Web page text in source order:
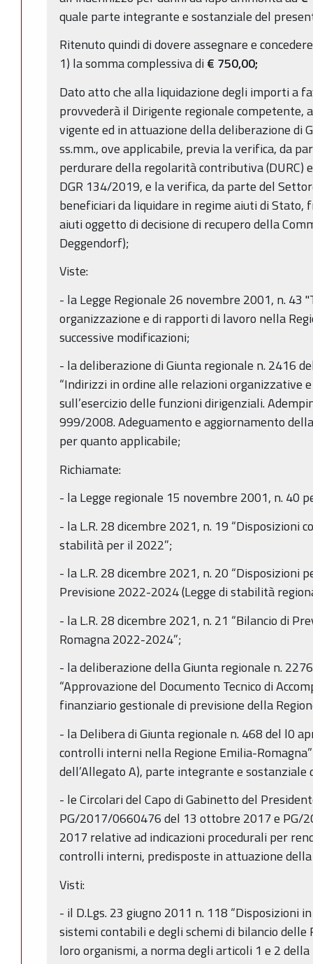
quale parte integrante e sostanziale del
Ritenuto quindi di dovere assegnare e
1) la somma complessiva di€ 750,00;
Dato atto che alla liquidazione degli importi a
provvederà il Dirigente regionale competente,
vigente ed in attuazione della deliberazione di
ss.mm., ove applicabile, previa la verifica, da
perdurare della regolarità contributiva (DURC)
DGR 134/2019, e la verifica, da parte del
beneficiari da liquidare in regime aiuti di
aiuti oggetto di decisione di recupero della
Deggendorf);
Viste:
- la Legge Regionale 26 novembre 2001, n. 43
organizzazione e di rapporti di lavoro nella
successive modificazioni;
- la deliberazione di Giunta regionale n. 2416
“Indirizzi in ordine alle relazioni organizzative
sull’esercizio delle funzioni dirigenziali.
999/2008. Adeguamento e aggiornamento
per quanto applicabile;
Richiamate:
- la Legge regionale 15 novembre 2001, n. 40
- la L.R. 28 dicembre 2021, n. 19 “Disposizioni
stabilità per il 2022”;
- la L.R. 28 dicembre 2021, n. 20 “Disposizioni
Previsione 2022-2024 (Legge di stabilità
- la L.R. 28 dicembre 2021, n. 21 “Bilancio di
Romagna 2022-2024”;
- la deliberazione della Giunta regionale n.
“Approvazione del Documento Tecnico di
finanziario gestionale di previsione della
- la Delibera di Giunta regionale n. 468 del l0
controlli interni nella Regione Emilia-
dell’Allegato A), parte integrante e
- le Circolari del Capo di Gabinetto del
PG/2017/0660476 del 13 ottobre 2017 e PG/
2017 relative ad indicazioni procedurali per
controlli interni, predisposte in attuazione
Visti:
- il D.Lgs. 23 giugno 2011 n. 118 “Disposizioni
sistemi contabili e degli schemi di bilancio delle
loro organismi, a norma degli articoli 1 e 2 della